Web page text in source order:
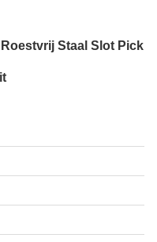
Staal Slot Pick